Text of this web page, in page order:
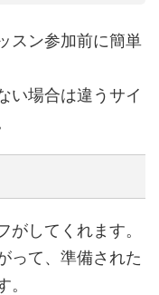
スン参加前に簡単
い場合は違うサイ
がしてくれます。
って、準備された